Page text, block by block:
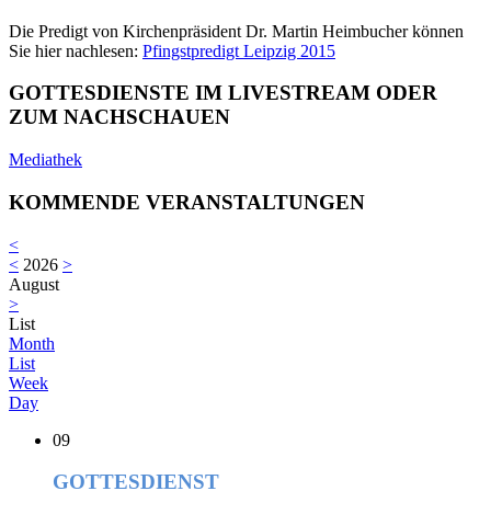
Die Predigt von Kirchenpräsident Dr. Martin Heimbucher können
Sie hier nachlesen: Pfingstpredigt Leipzig 2015
GOTTESDIENSTE IM LIVESTREAM ODER
ZUM NACHSCHAUEN
Mediathek
KOMMENDE VERANSTALTUNGEN
<
< 2026 >
August
>
List
Month
List
Week
Day
09
GOTTESDIENST